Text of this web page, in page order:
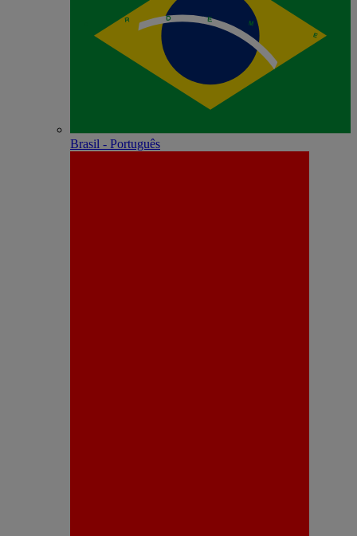
Brasil - Português